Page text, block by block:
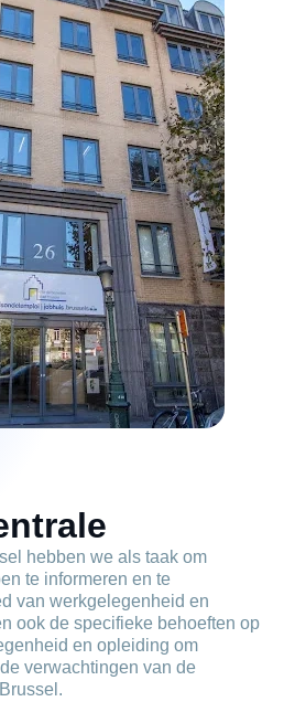
hebben we als taak om
te informeren en te
van werkgelegenheid en
ook de specifieke behoeften op
en opleiding om
verwachtingen van de